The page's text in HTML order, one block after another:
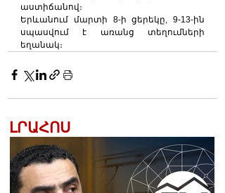
աստիճանով։
Երևանում մարտի 8-ի ցերեկը, 9-13-ին
սպասվում է առանց տեղումների
եղանակ։
ԼՐԱՀՈՍ